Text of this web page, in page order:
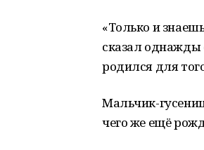
«Только и
сказал однажды
родился для
Мальчик-
чего же ещё